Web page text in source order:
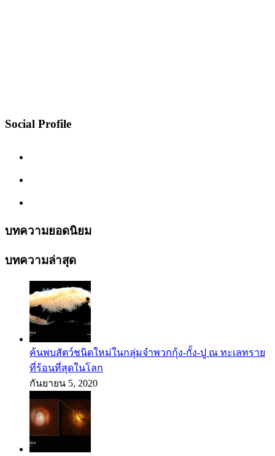
Social Profile
บทความยอดนิยม
บทความล่าสุด
ค้นพบสัตว์ชนิดใหม่ในกลุ่มจำพวกกุ้ง-กั้ง-ปู ณ ทะเลทราย
ที่ร้อนที่สุดในโลก
กันยายน 5, 2020